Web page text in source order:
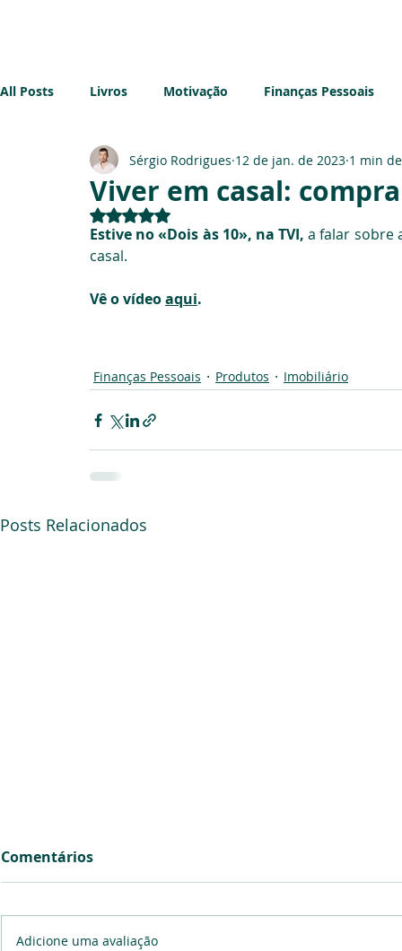
All Posts Livros Motivação Finanças Pessoais
Imobiliário Sustentabilidade Impostos
Viver em casal:
Sérgio Rodrigues 12 de jan. de 2023 1 min
Avaliado com NaN de 5 estrelas.
Estive no «Dois às 10», na TVI, a falar sobre
casal.
Vê o vídeo aqui.
Finanças Pessoais Produtos Imobiliário
Posts Relacionados
Comentários
Adicione uma avaliação